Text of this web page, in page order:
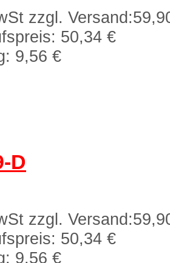
zzgl. Versand:
50,34 €
9,56 €
D
zzgl. Versand:
50,34 €
9,56 €